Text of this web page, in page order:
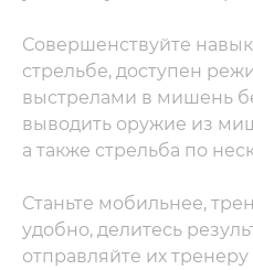
Совершенствуйте
стрельбе, доступен
выстрелами в мишень
выводить оружие из
а также стрельба по
Станьте мобильнее,
удобно, делитесь
отправляйте их тренеру